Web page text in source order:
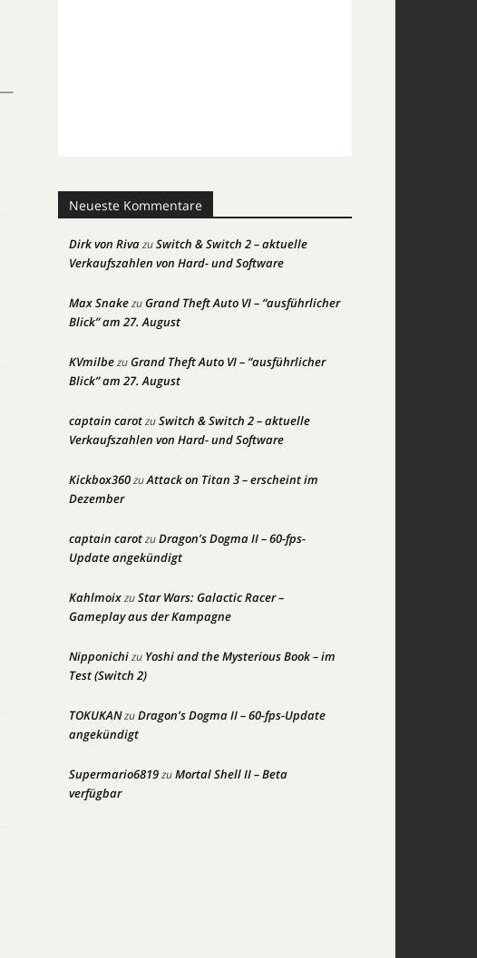
Neueste Kommentare
Dirk von RivazuSwitch & Switch 2 – aktuelle
Verkaufszahlen von Hard- und Software
Max SnakezuGrand Theft Auto VI – “ausführlicher
Blick” am 27. August
KVmilbezuGrand Theft Auto VI – “ausführlicher
Blick” am 27. August
captain carotzuSwitch & Switch 2 – aktuelle
Verkaufszahlen von Hard- und Software
Kickbox360zuAttack on Titan 3 – erscheint im
Dezember
captain carotzuDragon’s Dogma II – 60-fps-
Update angekündigt
KahlmoixzuStar Wars: Galactic Racer –
Gameplay aus der Kampagne
Nipponichizu Yoshi and the Mysterious Book – im
Test (Switch 2)
TOKUKANzuDragon’s Dogma II – 60-fps-Update
angekündigt
Supermario6819zuMortal Shell II – Beta
verfügbar